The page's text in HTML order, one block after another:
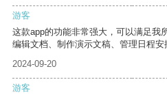
游客
这款app的功能非常强大，可以满足我
编辑文档、制作演示文稿、管理日程安
2024-09-20
游客